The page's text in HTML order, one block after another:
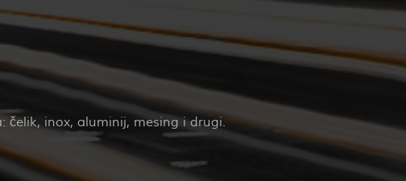
čelik, inox, aluminij, mesing i drugi.